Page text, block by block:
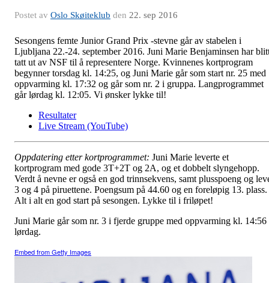
Postet av Oslo Skøiteklub den 22. sep 2016
Sesongens femte Junior Grand Prix -stevne går av stabelen i
Ljubljana 22.-24. september 2016. Juni Marie Benjaminsen har
tatt ut av NSF til å representere Norge. Kvinnenes kortprogram
begynner torsdag kl. 14:25, og Juni Marie går som start nr. 25 med
oppvarming kl. 17:32 og går som nr. 2 i gruppa. Langprogrammet
går lørdag kl. 12:05. Vi ønsker lykke til!
Resultater
Live Stream (YouTube)
Oppdatering etter kortprogrammet: Juni Marie leverte et
kortprogram med gode 3T+2T og 2A, og et dobbelt slyngehopp.
Verdt å nevne er også en god trinnsekvens, samt plusspoeng og
3 og 4 på piruettene. Poengsum på 44.60 og en foreløpig 13. plass.
Alt i alt en god start på sesongen. Lykke til i friløpet!
Juni Marie går som nr. 3 i fjerde gruppe med oppvarming kl. 14:56
lørdag.
Embed from Getty Images